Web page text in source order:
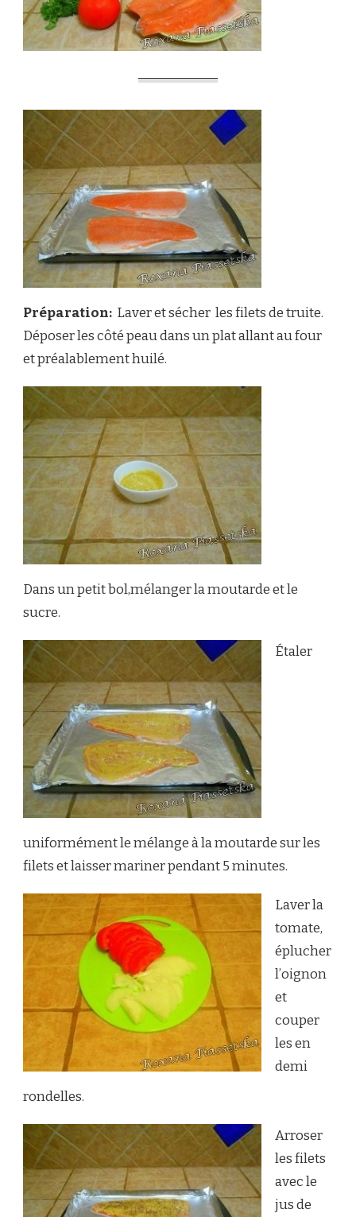
Préparation: Laver et sécher les filets de truite.
Déposer les côté peau dans un plat allant au four
et préalablement huilé.
Dans un petit bol,mélanger la moutarde et le
sucre.
Étaler
uniformément le mélange à la moutarde sur les
filets et laisser mariner pendant 5 minutes.
Laver la
tomate,
éplucher
l’oignon
et
couper
les en
demi
rondelles.
Arroser
les filets
avec le
jus de